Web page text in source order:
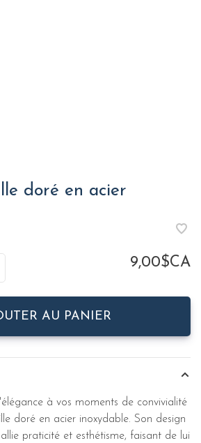
doré en acier
9,00$CA
AU PANIER
à vos moments de convivialité
doré en acier inoxydable. Son design
praticité et esthétisme, faisant de lui